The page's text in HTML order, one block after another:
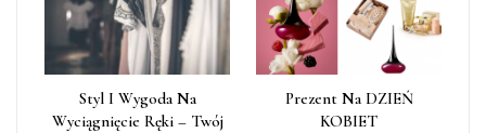
Styl I Wygoda Na
Wyciągnięcie Ręki – Twój
Prezent Na DZIEŃ
KOBIET